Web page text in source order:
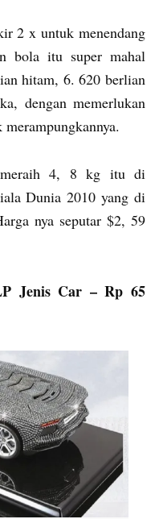
2 x untuk menendang
bola itu super mahal
hitam, 6. 620 berlian
dengan memerlukan
meraih 4, 8 kg itu di
Dunia 2010 yang di
nya seputar $2, 59
Jenis Car – Rp 65